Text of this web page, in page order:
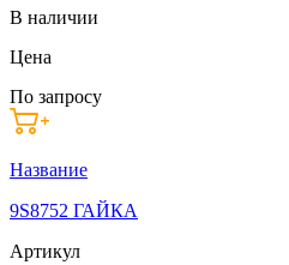
В наличии
Цена
По запросу
Название
9S8752 ГАЙКА
Артикул